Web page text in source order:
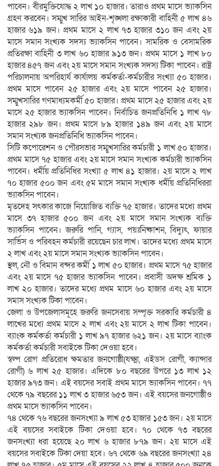
পাবেন। বীরমুক্তিযোদ্ধ ২ লাখ ১০ হাজার। তারাও প্রথম মাসে ভ্যাকসিন
গ্রহণ করবেন। সম্মুখ সারির আইন-শৃঙ্খলা রক্ষাকারী বাহিনী ৫ লাখ ৪৬
হাজার ৬১৯ জন। প্রথম মাসে ২ লাখ ৭৩ হাজার ৩১০ জন এবং ২য়
মাসে সমান সংখ্যক সদস্য ভ্যাকসিন পাবেন। সামরিক ও বেসামরিক
প্রতিরক্ষা বাহিনী ৩ লাখ ৬০ হাজার ৯১৩ জন। প্রথম মাসে ১ লাখ ৮০
হাজার ৪৫৭ জন এবং ২য় মাসে সমান সংখ্যক সদস্য টিকা পাবেন। রাষ্ট্র
পরিচালনায় অপরিহার্য কার্যালয় কর্মকর্তা-কর্মচারীর সংখ্যা ৫০ হাজার।
প্রথম মাসে পাবেন ২৫ হাজার এবং ২য় মাসে পাবেন ২৫ হাজার।
সম্মুখসারির গণমাধ্যমকর্মী ৫০ হাজার। প্রথম মাসে ২৫ হাজার এবং ২য়
মাসে ২৫ হাজার ভ্যাকসিন পাবেন। নির্বাচিত জনপ্রতিনিধি ১ লাখ ৭৮
হাজার ২৯৮ জন। প্রথম মাসে ৮৯ হাজার ১৪৯ জন এবং ২য় মাসে
সমান সংখ্যক জনপ্রতিনিধি ভ্যাকসিন পাবেন।
সিটি কপোরেশন ও পৌরসভার সম্মুখসারির কর্মচারী ১ লাখ ৫০ হাজার।
প্রথম মাসে ৭৫ হাজার এবং ২য় মাসে সমান সংখ্যক কর্মচারী ভ্যাকসিন
পাবেন। ধর্মীয় প্রতিনিধির সংখ্যা ৫ লাখ ৪১ হাজার। ২য় মাসে ২ লাখ
৭০ হাজার ৫০০ জন এবং ৫ম মাসে সমান সংখ্যক ধর্মীয় প্রতিনিধিররা
ভ্যাকসিন পাবেন।
মৃতদেহ সৎকার কাজে নিয়োজিত ব্যক্তি ৭৫ হাজার। তাদের মধ্যে প্রথম
মাসে ৩৭ হাজার ৫০০ জন এবং ২য় মাসে সমান সংখ্যক ব্যক্তি
ভ্যাকসিন পাবেন। জরুরি পানি, গ্যাস, পয়ঃনিষ্কাশন, বিদ্যুৎ, ফায়ার
সার্ভিস ও পরিবহন কর্মচারী রয়েছেন চার লাখ। তাদের মধ্যে প্রথম মাসে
২ লাখ এবং ২য় মাসে সমান সংখ্যক ভ্যাকসিন পাবেন।
স্থল, নৌ ও বিমান বন্দর কর্মী ১ লাখ ৫০ হাজার। প্রথম মাসে ৭৫ হাজার
এবং ২য় মাসে ৭৫ হাজার ভ্যাকসিন পাবেন। প্রবাসী অদক্ষ শ্রমিক ১
লাখ ২০ হাজার। তাদের মধ্যে প্রথম মাসে ৬০ হাজার এবং ২য় মাসে
সমাস সংখ্যক টিকা পাবেন।
জেলা ও উপজেলাসমূহে জরুরি জনসেবায় সম্পৃক্ত সরকারি কর্মচারী ৪
লাখের মধ্যে প্রথম মাসে ২ লাখ এবং ২য় মাসে ২ লাখ টিকা পাবেন।
ব্যাংক কর্মকর্তা কর্মচারী ১ লাখ ৯৭ হাজার ৬২১ জন। ২য় মাসে ব্যাংক
কর্মকর্তা কর্মচারী সবাইকে টিকা দেওয়া হবে।
স্বল্প রোগ প্রতিরোধ ক্ষমতার জনগোষ্ঠী(যক্ষ্মা, এইডস রোগী, ক্যান্সার
রোগী) ৬ লাখ ২৫ হাজার। এদিকে ৮০ বছরের উপরে ১৩ লাখ ১২
হাজার ৯৭৩ জন। এই বয়সের সবাই প্রথম মাসে ভ্যাকসিন পাবেন। ৭৭
থেকে ৭৯ বছরের ১১ লাখ ৩ হাজার ৬৫৩ জন। এই বয়সের জনগোষ্ঠীও
প্রথম মাসে ভ্যাকসিন পাবেন।
৭৪ থেকে ৭৬ বছরের জনসংখ্যা ৯ লাখ ৫৩ হাজার ১৫৩ জন। ২য় মাসে
এই বয়সের সবাইকে টিকা দেওয়া হবে। ৭০ থেকে ৭৩ বছরের
জনসংখ্যা ধরা হয়েছে ২০ লাখ ৬ হাজার ৮৭৯ জন। ২য় মাসে এই
বয়সের সবাইকে টিকা দেয়া হবে। ৬৭ থেকে ৬৯ বছরের জনসংখ্যা ২৪